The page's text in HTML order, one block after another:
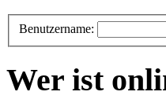
Benutzername:
Wer ist